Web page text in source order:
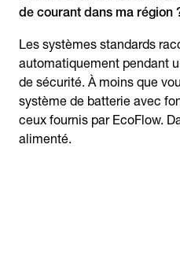
de courant dans ma région
Les systèmes standards
automatiquement pendant
de sécurité. À moins que
système de batterie avec
ceux fournis par EcoFlow.
alimenté.